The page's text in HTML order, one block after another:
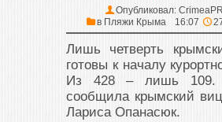
Опубликовал:
в Пляжи Крыма 16:07
Лишь четверть
готовы к началу
Из 428 – лишь 109.
сообщила крымский
Лариса Опанасюк.